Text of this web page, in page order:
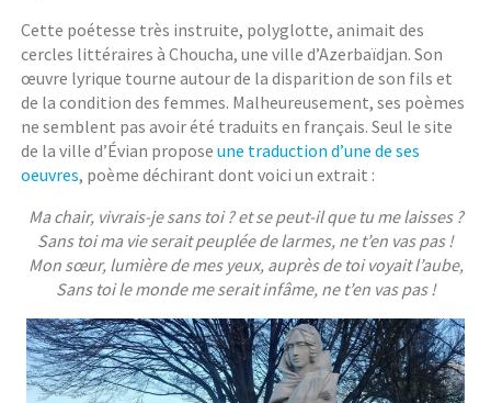
Cette poétesse très instruite, polyglotte, animait des
cercles littéraires à Choucha, une ville d’Azerbaïdjan. Son
œuvre lyrique tourne autour de la disparition de son fils et
de la condition des femmes. Malheureusement, ses poèmes
ne semblent pas avoir été traduits en français. Seul le site
de la ville d’Évian proposeune traduction d’une de ses
oeuvres, poème déchirant dont voici un extrait :
Ma chair, vivrais-je sans toi ? et se peut-il que tu me laisses ?
Sans toi ma vie serait peuplée de larmes, ne t’en vas pas !
Mon sœur, lumière de mes yeux, auprès de toi voyait l’aube,
Sans toi le monde me serait infâme, ne t’en vas pas !